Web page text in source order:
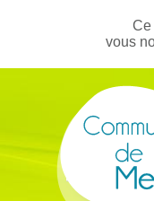
Ce
vous